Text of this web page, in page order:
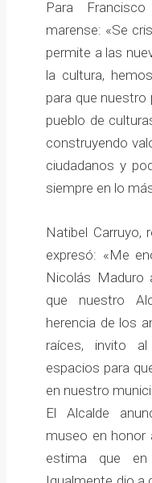
Para
marense: «Se
permite a las
la cultura,
para que
pueblo de
construyendo
ciudadanos y
siempre en lo
Natibel Carruyo,
expresó: «Me
Nicolás Maduro
que nuestro
herencia de los
raíces, invito
espacios para
en nuestro
El Alcalde
museo en honor
estima que